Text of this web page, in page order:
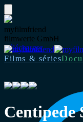
myfilmfriend
filmwerte GmbH
Télécharger
Films & séries
Centipede